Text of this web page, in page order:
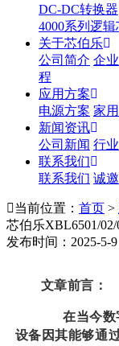
DC-DC转换器
4000系列逻
关于芯伯乐
公司简介 企
程
应用方案
电源方案 家
新闻资讯
公司新闻 行
联系我们
联系我们 诚
当前位置： 首页 >
芯伯乐XBL6501/
发布时间：2025-5-9
文章前言：
在当今数
设备因其能够通